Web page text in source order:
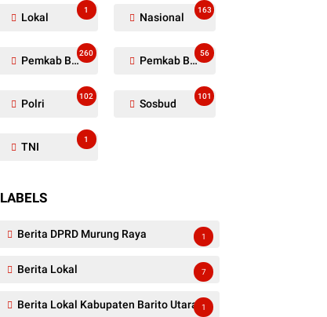
Lokal
1
Nasional
163
Pemkab Barito Utara
260
Pemkab Barut
56
Polri
102
Sosbud
101
TNI
1
LABELS
Berita DPRD Murung Raya 1
Berita Lokal 7
Berita Lokal Kabupaten Barito Utara 1